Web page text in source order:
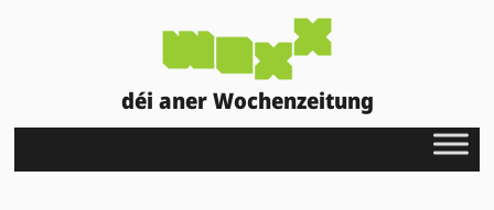
déi aner Wochenzeitung